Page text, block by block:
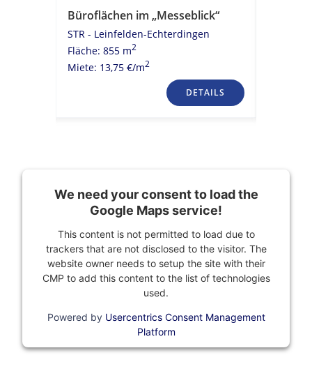
Büroflächen im „Messeblick“
STR - Leinfelden-Echterdingen
Fläche: 855 m2
Miete: 13,75 €/m2
DETAILS
We need your consent to load the
Google Maps service!
This content is not permitted to load due to
trackers that are not disclosed to the visitor. The
website owner needs to setup the site with their
CMP to add this content to the list of technologies
used.
Powered by Usercentrics Consent Management
Platform